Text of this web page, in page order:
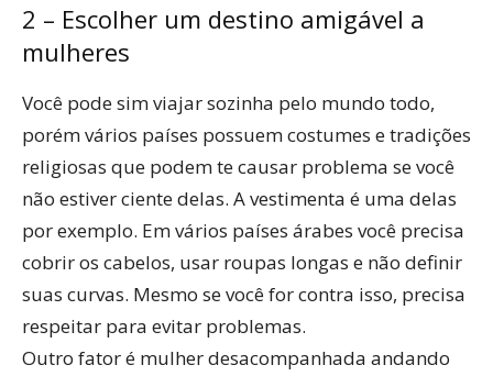
2 – Escolher um destino amigável a
mulheres
Você pode sim viajar sozinha pelo mundo todo,
porém vários países possuem costumes e tradições
religiosas que podem te causar problema se você
não estiver ciente delas. A vestimenta é uma delas
por exemplo. Em vários países árabes você precisa
cobrir os cabelos, usar roupas longas e não definir
suas curvas. Mesmo se você for contra isso, precisa
respeitar para evitar problemas.
Outro fator é mulher desacompanhada andando